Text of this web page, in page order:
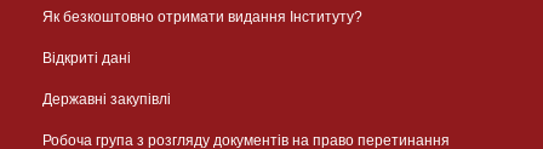
Як безкоштовно отримати видання Інституту?
Відкриті дані
Державні закупівлі
Робоча група з розгляду документів на право перетинання